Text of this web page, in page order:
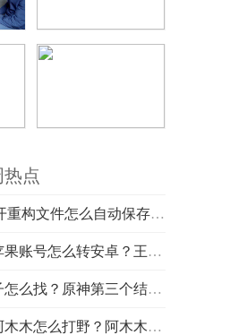
热点
怎么自动保存？Vscode怎么复制语法高
怎么转安卓？王者荣耀币怎么获得？
？原神第三个结界顺序是什么？
打野？阿木木打野出装顺序是什么？